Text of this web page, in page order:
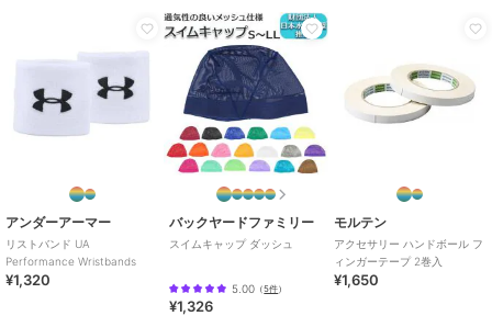
アンダーアーマー
リストバンド UA
Performance Wristbands
¥1,320
バックヤードファミリー
スイムキャップ ダッシュ
5.00 （5件）
¥1,326
モルテン
アクセサリー ハンドボール フ
ィンガーテープ 2巻入
¥1,650